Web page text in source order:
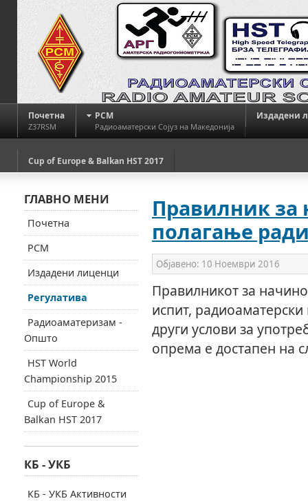
Почетна
Z37RSM
РСМ
Радиоаматерски Сојуз на Македонија
Издадени
Cup of Europe & Balkan HST 2017
Правилник за
полагање
Објавено: 10 Ноември 2016
Правилникот за
испит,
други услови за
опрема е достапен на
ГЛАВНО МЕНИ
Почетна
РСМ
Издадени лиценци
Регулатива
Радиоаматеризам -
Општо
HST World
Championship 2015
Cup of Europe &
Balkan HST 2017
КБ - УКБ
КБ - УКБ Активности